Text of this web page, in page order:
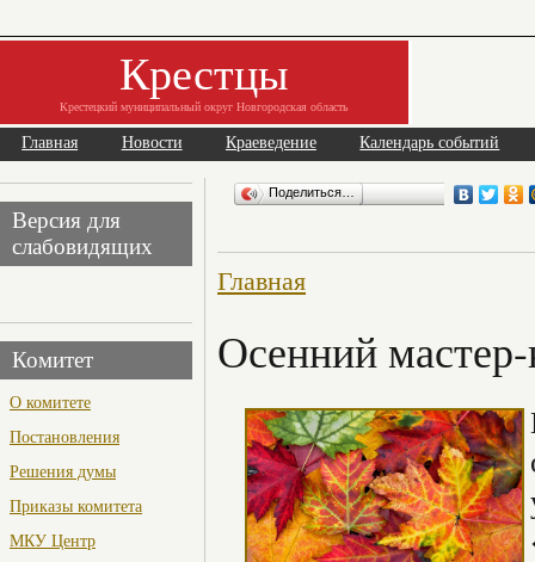
Крестцы
Крестецкий муниципальный округ Новгородская область
Главная Новости Краеведение Календарь событий
Версия для
слабовидящих
Комитет
О комитете
Постановления
Решения думы
Приказы комитета
МКУ Центр
Поделиться…
Главная
Осенний